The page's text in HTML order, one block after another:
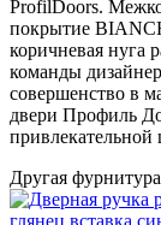
ProfilDoors.
покрытие
коричневая нуга
команды
совершенство в
двери Профиль
привлекательной
Другая